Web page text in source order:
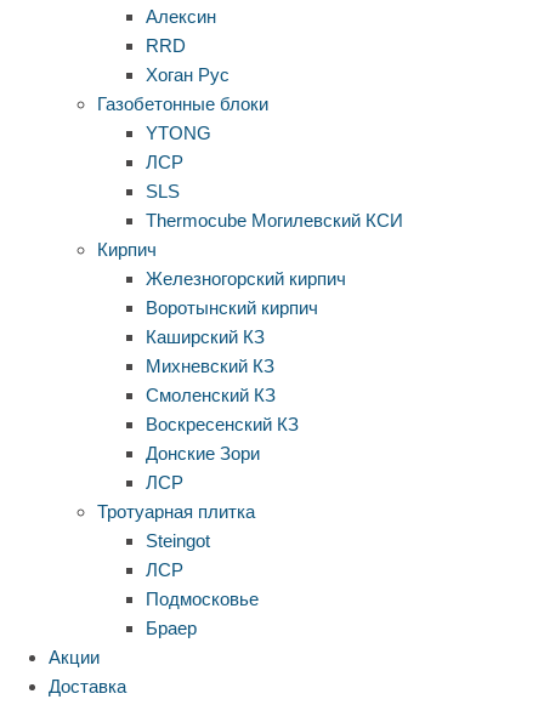
Алексин
RRD
Хоган Рус
Газобетонные блоки
YTONG
ЛСР
SLS
Thermocube Могилевский КСИ
Кирпич
Железногорский кирпич
Воротынский кирпич
Каширский КЗ
Михневский КЗ
Смоленский КЗ
Воскресенский КЗ
Донские Зори
ЛСР
Тротуарная плитка
Steingot
ЛСР
Подмосковье
Браер
Акции
Доставка